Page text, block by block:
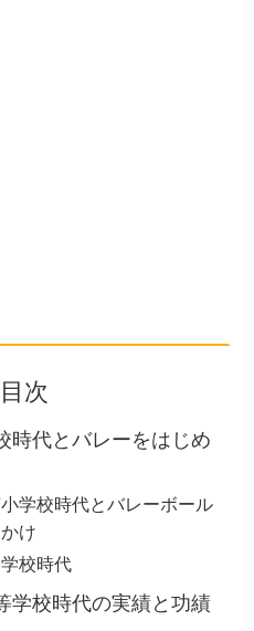
目次
時代とバレーをはじめ
学校時代とバレーボール
け
校時代
学校時代の実績と功績